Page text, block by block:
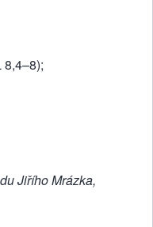
8,4–8);
Jiřího Mrázka,